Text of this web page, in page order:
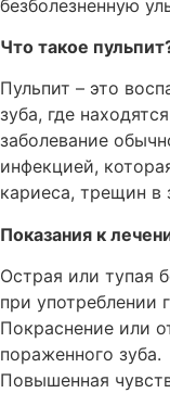
безболезненную
Что такое
Пульпит – это
зуба, где
заболевание
инфекцией,
кариеса, трещин в
Показания к
Острая или тупая
при употреблении
Покраснение или
пораженного зуба.
Повышенная